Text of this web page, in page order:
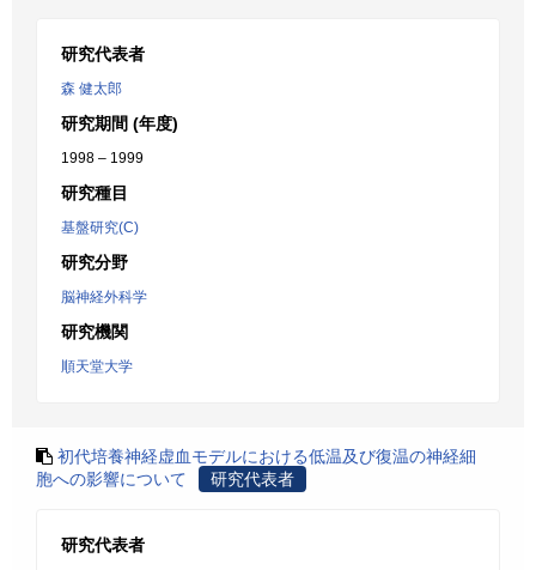
研究代表者
森 健太郎
研究期間 (年度)
1998 – 1999
研究種目
基盤研究(C)
研究分野
脳神経外科学
研究機関
順天堂大学
初代培養神経虚血モデルにおける低温及び復温の神経細
胞への影響について
研究代表者
研究代表者